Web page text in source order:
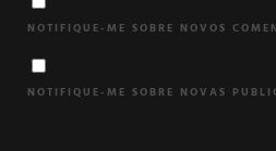
NOTIFIQUE-ME SOBRE NOVOS
NOTIFIQUE-ME SOBRE NOVAS